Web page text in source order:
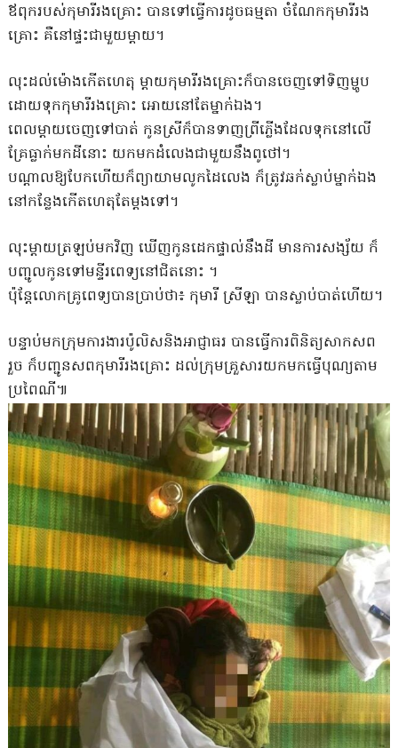
ឪពុករបស់កុមារីរងគ្រោះ បានទៅធ្វើការដូចធម្មតា ចំណែកកុមារីរង
គ្រោះ គឺនៅផ្ទះជាមួយម្តាយ។
លុះដល់ម៉ោងកើតហេតុ ម្តាយកុមារីរងគ្រោះក៏បានចេញទៅទិញម្ហូប
ដោយទុកកុមារីរងគ្រោះ អោយនៅតែម្នាក់ឯង។
ពេលម្តាយចេញទៅបាត់ កូនស្រីក៏បានទាញព្រីភ្លើងដែលទុកនៅលើ
គ្រែធ្លាក់មកដីនោះ យកមកដំលេងជាមួយនឹងពូថៅ។
បណ្ដាលឱ្យបែកហើយក៏ព្យាយាមលូកដៃលេង ក៏ត្រូវឆក់ស្លាប់ម្នាក់ឯង
នៅកន្លែងកើតហេតុតែម្តងទៅ។
លុះម្តាយត្រឡប់មកវិញ ឃើញកូនដេកផ្ទាល់នឹងដី មានការសង្ស័យ ក៏
បញ្ជូលកូនទៅមន្ទីរពេទ្យនៅជិតនោះ ។
ប៉ុន្តែលោកគ្រូពេទ្យបានប្រាប់ថា៖ កុមារី ស្រីឡា បានស្លាប់បាត់ហើយ។
បន្ទាប់មកក្រុមការងារប៉ូលិសនិងអាជ្ញាធរ បានធ្វើការពិនិត្យសាកសព
រួច ក៏បញ្ជូនសពកុមារីរងគ្រោះ ដល់ក្រុមគ្រួសារយកមកធ្វើបុណ្យតាម
ប្រពៃណី៕